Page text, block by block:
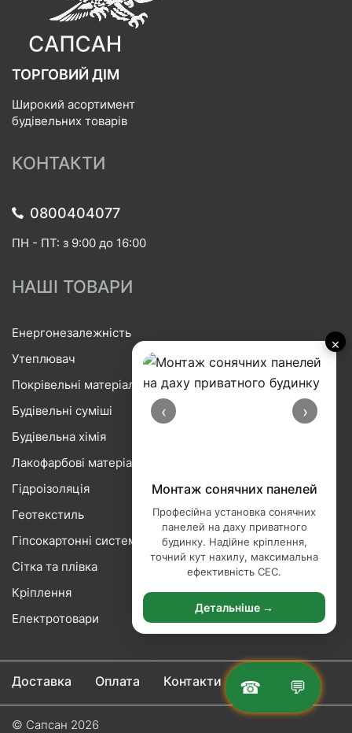
☎ 💬
×
‹ ›
Монтаж сонячних панелей
Професійна установка сонячних
панелей на даху приватного
будинку. Надійне кріплення,
точний кут нахилу, максимальна
ефективність СЕС.
Детальніше →
ТОРГОВИЙ ДІМ
Широкий асортимент
будівельних товарів
КОНТАКТИ
0800404077
ПН - ПТ: з 9:00 до 16:00
НАШІ ТОВАРИ
Енергонезалежність
Утеплювач
Покрівельні матеріали
Будівельні суміші
Будівельна хімія
Лакофарбові матеріали
Гідроізоляція
Геотекстиль
Гіпсокартонні системи
Сітка та плівка
Кріплення
Електротовари
Доставка Оплата Контакти
© Сапсан 2026